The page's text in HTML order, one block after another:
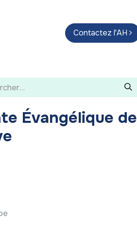
Parcours d'artistes Guide
Contactez l'AH
Évangélique de